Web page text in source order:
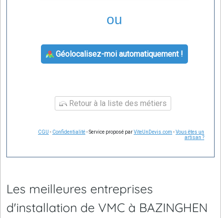
ou
Géolocalisez-moi automatiquement !
Retour à la liste des métiers
CGU - Confidentialité- Service proposé parViteUnDevis.com -Vous êtes un
artisan ?
Les meilleures entreprises
d'installation de VMC à BAZINGHEN